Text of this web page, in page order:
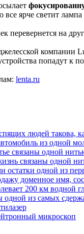
ярче светит
перевернется на
компании
попадут к
lenta.ru
людей такова,
из одной
связаны одной
связаны одной
остатки одной из
доменное имя,
200 км водной
одной из самых
микроскоп